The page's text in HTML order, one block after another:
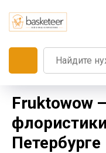
Fruktowow
Петербурге